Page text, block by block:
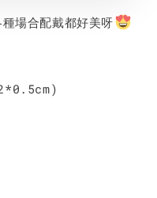
場合配戴都好美呀